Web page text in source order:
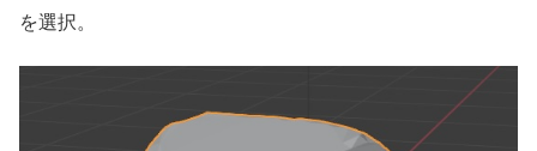
を選択。